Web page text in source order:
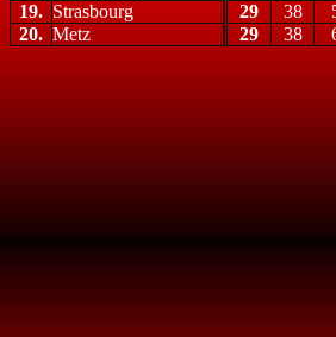
19. Strasbourg 29 38
20. Metz 29 38